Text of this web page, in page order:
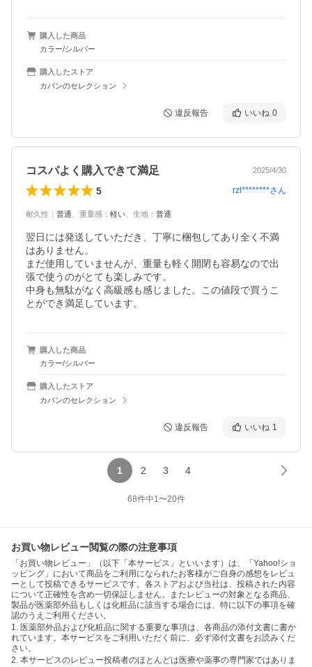
購入した商品
カラー/シルバー
購入したストア
カバンのセレクション
違反報告 いいね 0
コスパよく購入できて満足 2025/4/30
5 rzl********さん
耐久性 ： 普通 重量感 ： 軽い 生地 ： 普通
翌日には発送していただき、丁寧に梱包してあり全く不満
はありません。
まだ使用していませんが、重量も軽く開閉も容易なので出
張で使うのがとても楽しみです。
中身も無駄がなく高級感も感じました。この値段で買うこ
とができ満足しています。
購入した商品
カラー/シルバー
購入したストア
カバンのセレクション
違反報告 いいね 1
1 2 3 4
68件中1〜20件
お買い物レビュー閲覧の際の注意事項
「お買い物レビュー」（以下「本サービス」といいます）は、「Yahoo!ショ
ッピング」において商品をご利用になられたお客様がご自身の感想をレビュ
ーとして投稿できるサービスです。各ストアおよび当社は、投稿された内容
について正確性を含め一切保証しません。またレビューの対象となる商品、
製品が医薬部外品もしくは化粧品に該当する場合には、特に以下の事項を確
認のうえご利用ください。
1. 医薬部外品および化粧品に関する重要な事項は、各商品の添付文書に書か
れています。本サービスをご利用いただく前に、必ず添付文書をお読みくだ
さい。
2. 本サービスのレビュー投稿者のほとんどは医療や薬事の専門家ではありま